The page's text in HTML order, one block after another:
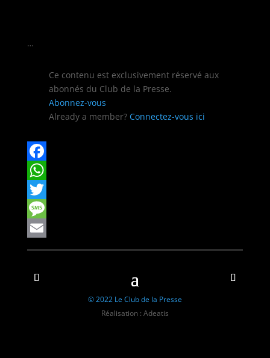
…
Ce con­tenu est exclu­sive­ment réservé aux
abon­nés du Club de la Presse.
Abon­nez-vous
Already a mem­ber? Con­nectez-vous ici
Facebook
WhatsApp
Twitter
Message
Email
© 2022 Le Club de la Presse
Réalisation : Adeatis